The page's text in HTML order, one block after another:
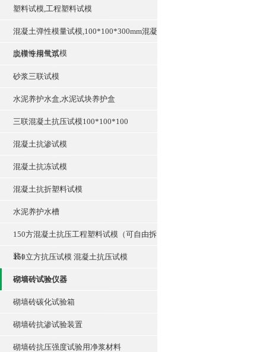
塑料试模,工程塑料试模
混凝土弹性模量试模,100*100*300mm混凝
土弹性模量试模
脱模专用气泵
砂浆三联试模
水泥养护水盒,水泥试块养护盒
三联混凝土抗压试模100*100*100
混凝土抗渗试模
混凝土抗冻试模
混凝土抗折塑料试模
水泥养护水槽
150方混凝土抗压工程塑料试模（可自由拆
装）
150立方抗压试模 混凝土抗压试模
砌墙砖试验仪器
砌墙砖碳化试验箱
砌墙砖抗渗试验装置
砌墙砖抗压强度试验用净浆材料